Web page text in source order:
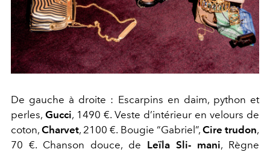
De gauche à droite : Escarpins en daim, python et
perles, Gucci, 1490 €. Veste d’intérieur en velours de
coton,Charvet, 2100 €. Bougie “Gabriel”, Cire trudon,
70 €. Chanson douce, de Leïla Sli- mani, Règne